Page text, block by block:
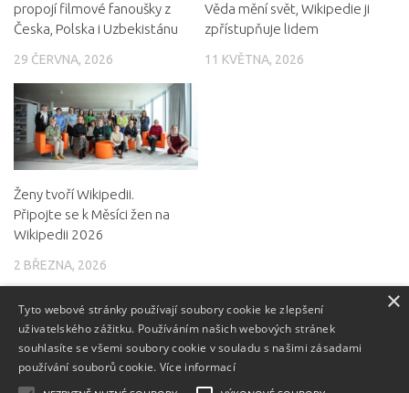
propojí filmové fanoušky z
Česka, Polska i Uzbekistánu
29 ČERVNA, 2026
Věda mění svět, Wikipedie ji
zpřístupňuje lidem
11 KVĚTNA, 2026
Ženy tvoří Wikipedii.
Připojte se k Měsíci žen na
Wikipedii 2026
2 BŘEZNA, 2026
×
Tyto webové stránky používají soubory cookie ke zlepšení
uživatelského zážitku. Používáním našich webových stránek
souhlasíte se všemi soubory cookie v souladu s našimi zásadami
používání souborů cookie. Více informací